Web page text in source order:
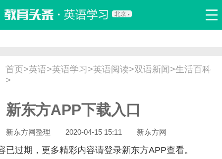
北京
双语新闻 口译翻译 职场英语 娱乐英语 少儿英语
流行语 新概念
首页>英语>英语学习 >英语阅读>双语新闻>生活百科
>
新东方APP下载入口
新东方网整理 2020-04-15 15:11 新东方网
已过期，更多精彩内容请登录新东方APP查看。